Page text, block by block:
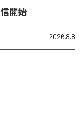
信開始
2026.8.8